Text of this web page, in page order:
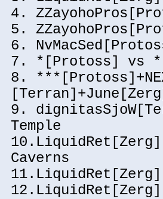
4.
5.
6.
7. *[Protoss] vs
8.
9.
Temple
Caverns